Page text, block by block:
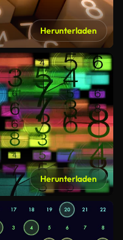
Herunterladen
Herunterladen